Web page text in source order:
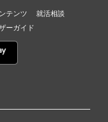
テンツ
就活相談
ーガイド